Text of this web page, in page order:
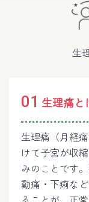
生
01 生理痛と
生理痛（月経
けて子宮が収
みのことです
動痛・下痢な